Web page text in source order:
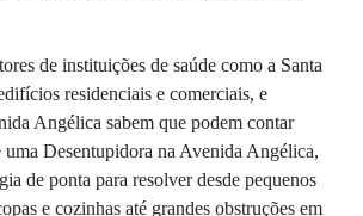
de instituições de saúde como a Santa
residenciais e comerciais, e
Angélica sabem que podem contar
uma Desentupidora na Avenida Angélica,
de ponta para resolver desde pequenos
e cozinhas até grandes obstruções em